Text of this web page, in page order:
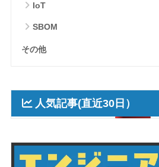
IoT
SBOM
その他
人気記事(直近30日）